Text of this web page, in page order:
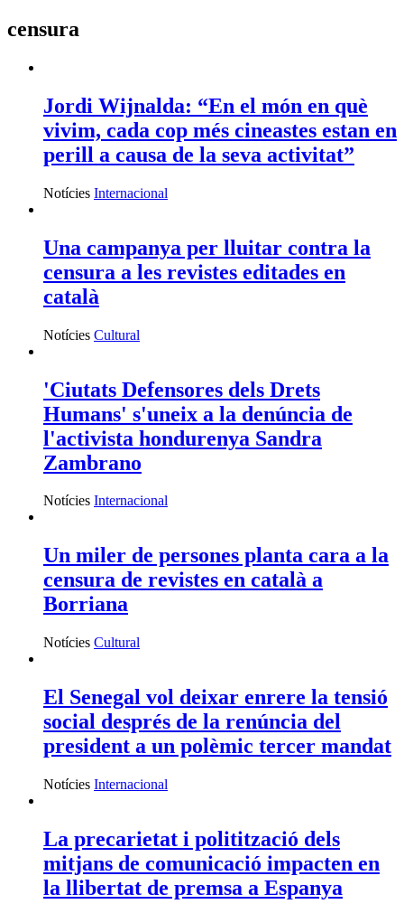
censura
Jordi Wijnalda: “En el món en què
vivim, cada cop més cineastes estan en
perill a causa de la seva activitat”
Notícies Internacional
Una campanya per lluitar contra la
censura a les revistes editades en
català
Notícies Cultural
'Ciutats Defensores dels Drets
Humans' s'uneix a la denúncia de
l'activista hondurenya Sandra
Zambrano
Notícies Internacional
Un miler de persones planta cara a la
censura de revistes en català a
Borriana
Notícies Cultural
El Senegal vol deixar enrere la tensió
social després de la renúncia del
president a un polèmic tercer mandat
Notícies Internacional
La precarietat i politització dels
mitjans de comunicació impacten en
la llibertat de premsa a Espanya